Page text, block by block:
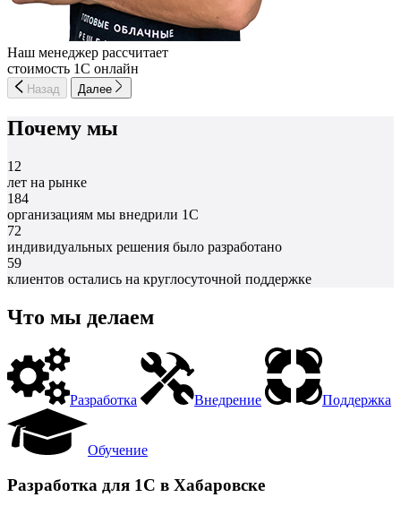
Наш менеджер рассчитает
стоимость 1С онлайн
Назад Далее
Почему мы
12
лет на рынке
184
организациям мы внедрили 1С
72
индивидуальных решения было разработано
59
клиентов остались на круглосуточной поддержке
Что мы делаем
Разработка Внедрение Поддержка
Обучение
Разработка для 1С в Хабаровске